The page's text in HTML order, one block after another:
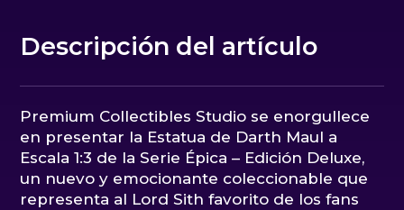
Descripción del artículo
Premium Collectibles Studio se enorgullece
en presentar la Estatua de Darth Maul a
Escala 1:3 de la Serie Épica – Edición Deluxe,
un nuevo y emocionante coleccionable que
representa al Lord Sith favorito de los fans